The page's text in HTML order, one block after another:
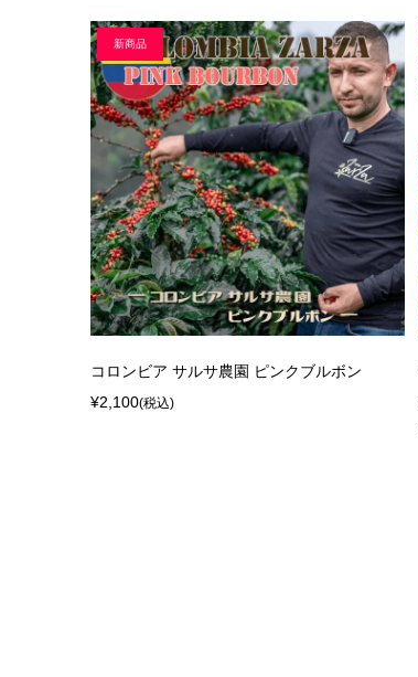
新商品
コロンビア サルサ農園 ピンクブルボン
¥2,100(税込)